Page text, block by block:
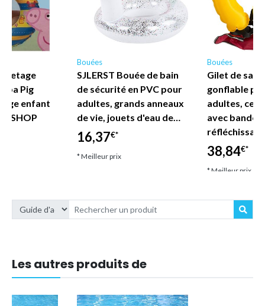
Pig
enfant
SHOP
Bouées
SJLERST Bouée de bain
de sécurité en PVC pour
adultes, grands anneaux
de vie, jouets d'eau de…
16,37€*
* Meilleur prix
Bouées
Gilet de
gonflable
adultes,
avec bandes
38,84€*
* Meilleur prix
Les autres produits de